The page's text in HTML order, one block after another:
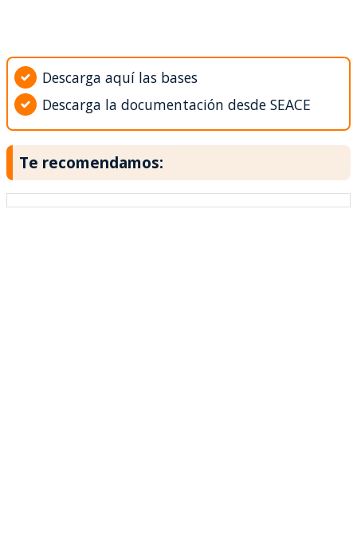
Descarga aquí las bases
Descarga la documentación desde SEACE
Te recomendamos: